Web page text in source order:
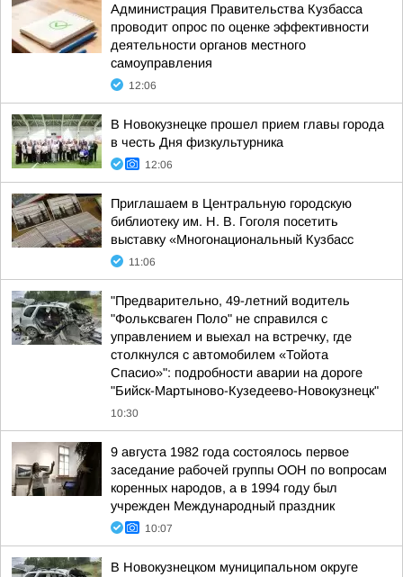
Администрация Правительства Кузбасса
проводит опрос по оценке эффективности
деятельности органов местного
самоуправления
12:06
В Новокузнецке прошел прием главы города
в честь Дня физкультурника
12:06
Приглашаем в Центральную городскую
библиотеку им. Н. В. Гоголя посетить
выставку «Многонациональный Кузбасс
11:06
"Предварительно, 49-летний водитель
"Фольксваген Поло" не справился с
управлением и выехал на встречку, где
столкнулся с автомобилем «Тойота
Спасио»": подробности аварии на дороге
"Бийск-Мартыново-Кузедеево-Новокузнецк"
10:30
9 августа 1982 года состоялось первое
заседание рабочей группы ООН по вопросам
коренных народов, а в 1994 году был
учрежден Международный праздник
10:07
В Новокузнецком муниципальном округе